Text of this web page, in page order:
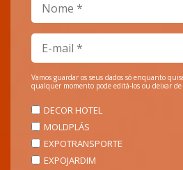
Vamos guardar os seus dados só enquanto
qualquer momento pode editá-los ou deixar de
DECOR HOTEL
MOLDPLÁS
EXPOTRANSPORTE
EXPOJARDIM